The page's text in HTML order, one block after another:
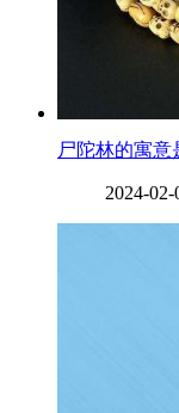
尸陀林的寓意
2024-